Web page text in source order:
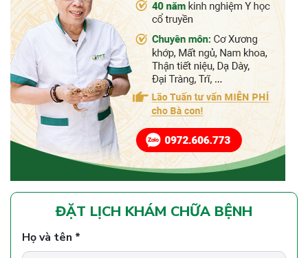
ĐẶT LỊCH KHÁM CHỮA BỆNH
Họ và tên *